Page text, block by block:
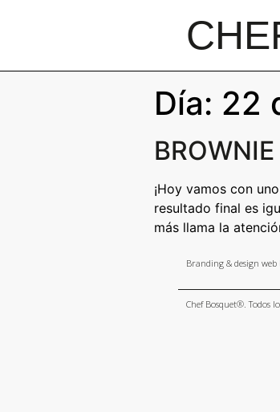
Día: 22
¡Hoy vamos con
resultado final es
más llama la
Branding & design web
Chef Bosquet®. Todos